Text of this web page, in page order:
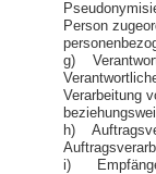
Person
g)
Verarbeitung
h)
i)